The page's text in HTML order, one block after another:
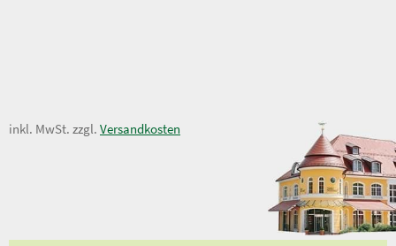
9,50 €
inkl. MwSt. zzgl. Versandkosten